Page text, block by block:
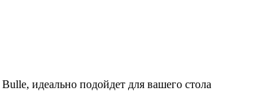
идеально подойдет для вашего стола